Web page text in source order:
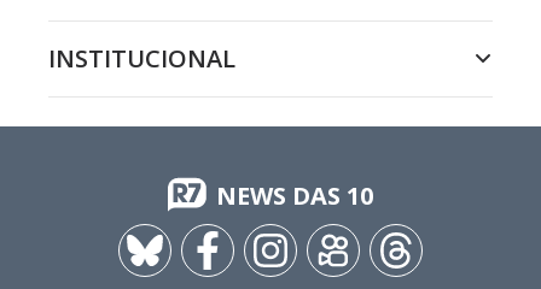
INSTITUCIONAL
NEWS DAS 10